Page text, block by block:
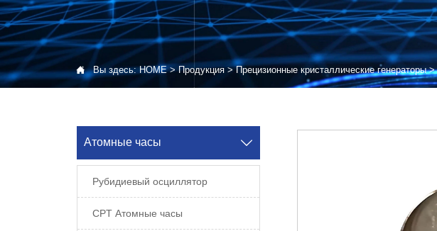
 Вы здесь:HOME>Продукция>Прецизионные кристаллические генераторы>
Атомные часы 
Рубидиевый осциллятор
CPT Атомные часы